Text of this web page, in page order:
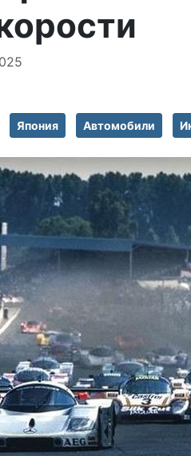
Япония Автомобили